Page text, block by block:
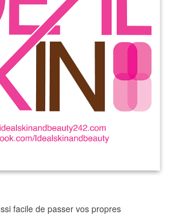
facile de passer vos propres